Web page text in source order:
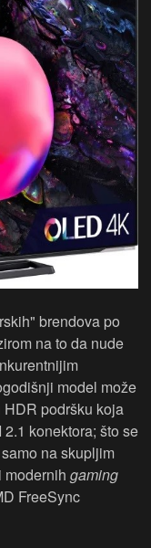
brendova po
na to da nude
model može
podršku koja
konektora; što se
na skupljim
modernih gaming
FreeSync